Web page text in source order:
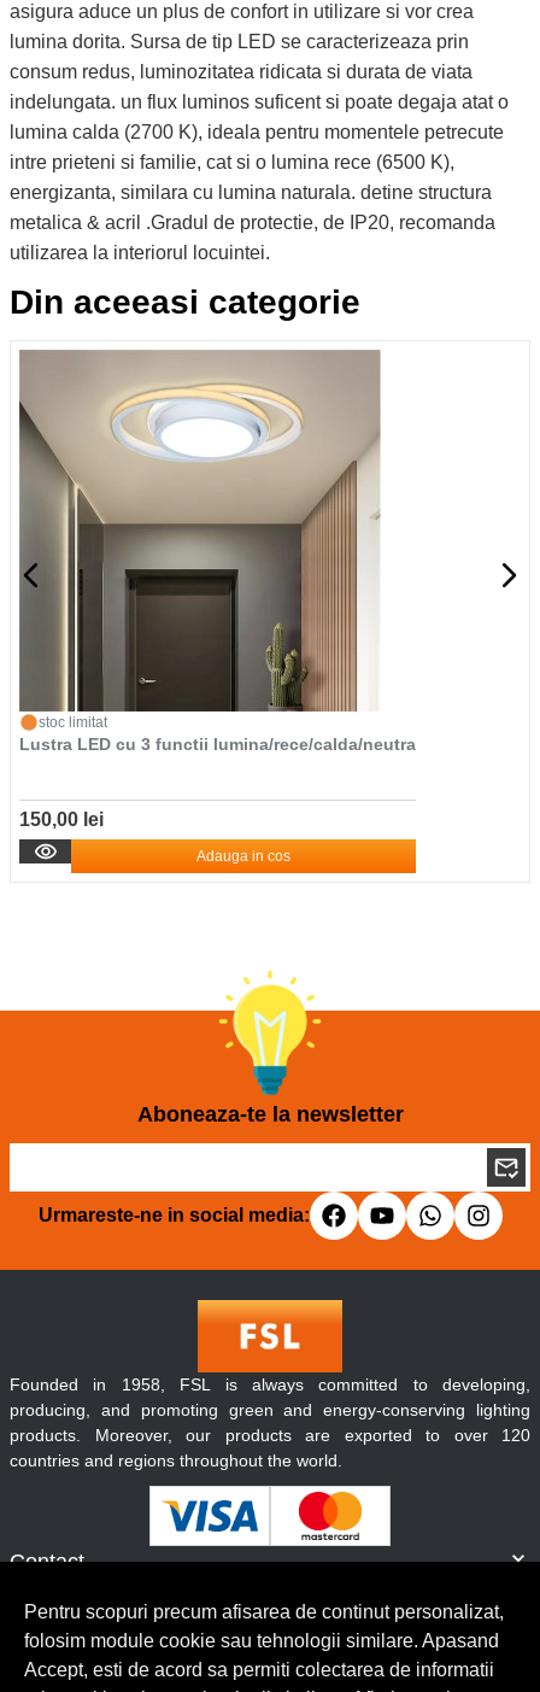
asigura aduce un plus de confort in utilizare si vor crea
lumina dorita. Sursa de tip LED se caracterizeaza prin
consum redus, luminozitatea ridicata si durata de viata
indelungata. un flux luminos suficent si poate degaja atat o
lumina calda (2700 K), ideala pentru momentele petrecute
intre prieteni si familie, cat si o lumina rece (6500 K),
energizanta, similara cu lumina naturala. detine structura
metalica & acril .Gradul de protectie, de IP20, recomanda
utilizarea la interiorul locuintei.
Din aceeasi categorie
stoc limitat
Lustra LED cu 3 functii lumina/rece/calda/neutra
150,00 lei
Adauga in cos
Aboneaza-te la newsletter
Urmareste-ne in social media:
Contact
Servicii clienti
Founded in 1958, FSL is always committed to developing,
producing, and promoting green and energy-conserving lighting
products. Moreover, our products are exported to over 120
countries and regions throughout the world.
Pentru scopuri precum afisarea de continut personalizat,
folosim module cookie sau tehnologii similare. Apasand
Accept, esti de acord sa permiti colectarea de informatii